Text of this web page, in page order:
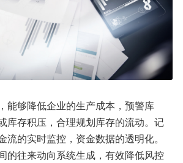
能够降低企业的生产成本，预警库
库存积压，合理规划库存的流动。记
流的实时监控，资金数据的透明化。
的往来动向系统生成，有效降低风控